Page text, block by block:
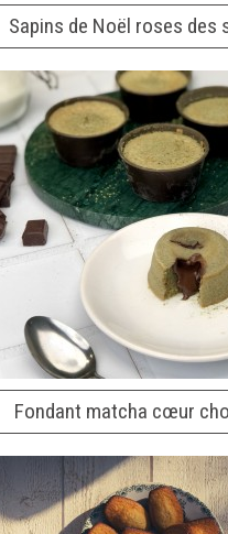
Sapins de Noël roses des
Fondant matcha cœur